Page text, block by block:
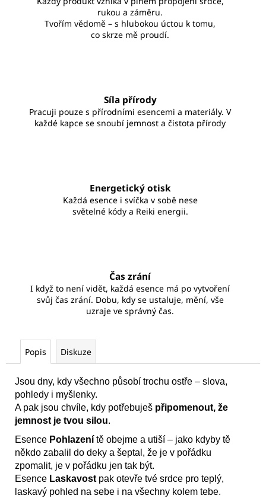
rukou a záměru.
Tvořím vědomě – s hlubokou úctou k tomu,
co skrze mě proudí.
Síla přírody
Pracuji pouze s přírodními esencemi a materiály. V
každé kapce se snoubí jemnost a čistota přírody
Energetický otisk
Každá esence i svíčka v sobě nese
světelné kódy a Reiki energii.
Čas zrání
I když to není vidět, každá esence má po vytvoření
svůj čas zrání. Dobu, kdy se ustaluje, mění, vše
uzraje ve správný čas.
Popis Diskuze
Jsou dny, kdy všechno působí trochu ostře – slova,
pohledy i myšlenky.
A pak jsou chvíle, kdy potřebuješ připomenout, že
jemnost je tvou silou.
Esence Pohlazení tě obejme a utiší – jako kdyby tě
někdo zabalil do deky a šeptal, že je v pořádku
zpomalit, je v pořádku jen tak být.
Esence Laskavost pak otevře tvé srdce pro teplý,
laskavý pohled na sebe i na všechny kolem tebe.